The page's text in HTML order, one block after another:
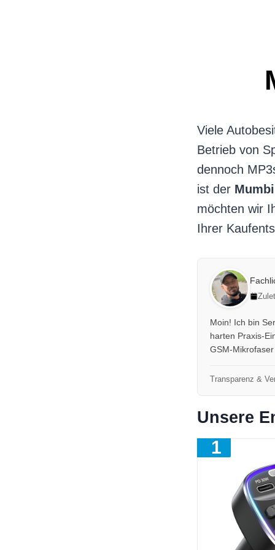
Viele
Betrieb von
dennoch
ist der
möchten wir
Ihrer
Moin! Ich bin
harten Praxis-
GSM-
Transparenz &
Unsere